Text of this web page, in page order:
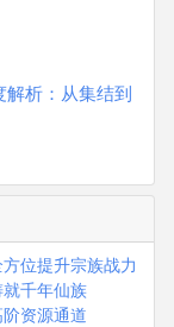
解析：从集结到
位提升宗族战力
就千年仙族
资源通道